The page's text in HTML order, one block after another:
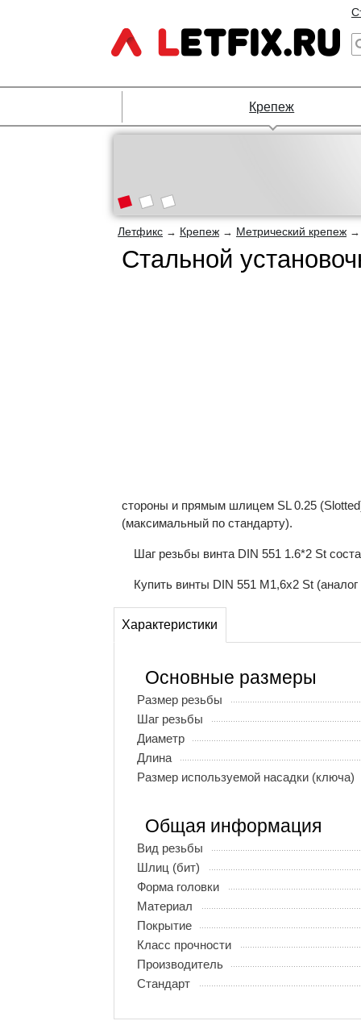
Крепеж
Летфикс → Крепеж → Метрический крепеж
Стальной
стороны и прямым шлицем SL 0.25
(максимальный по стандарту).
Шаг резьбы винта DIN 551 1.6*2 St
Купить винты DIN 551 М1,6x2 St
Характеристики
Основные размеры
Размер резьбы
Шаг резьбы
Диаметр
Длина
Размер используемой насадки (ключа)
Общая информация
Вид резьбы
Шлиц (бит)
Форма головки
Материал
Покрытие
Класс прочности
Производитель
Стандарт